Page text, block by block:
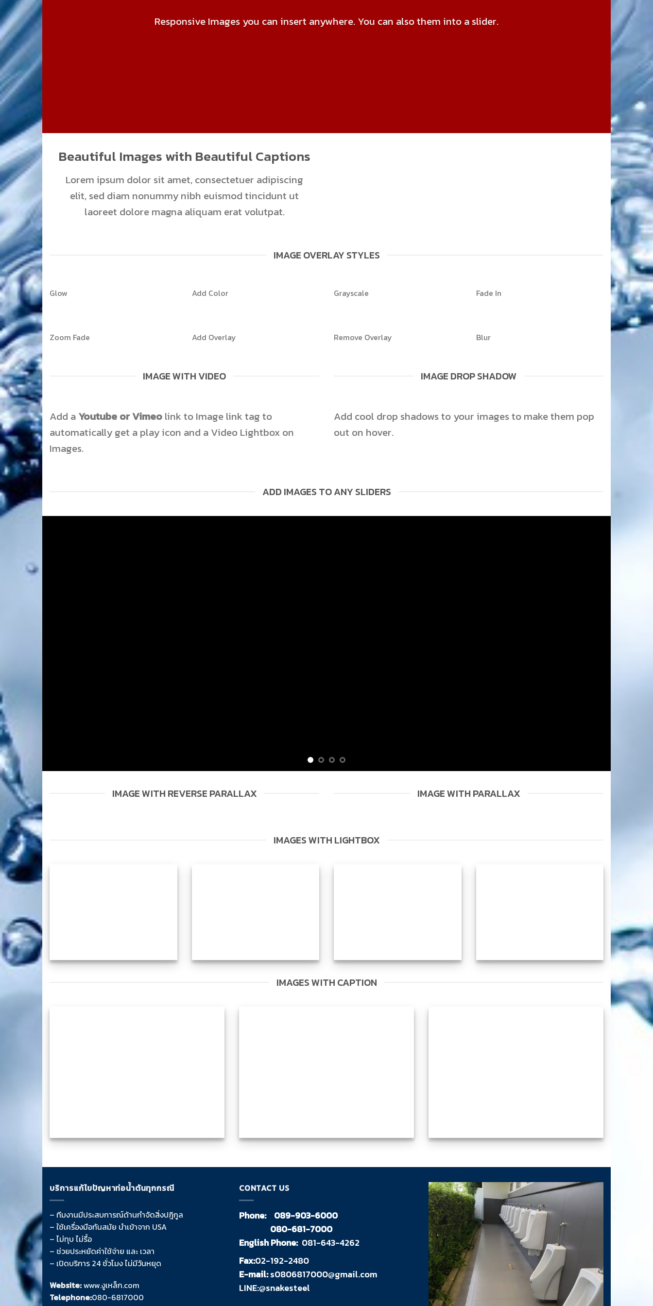
Responsive Images you can insert anywhere. You can also them into a slider.
Beautiful Images with Beautiful Captions
Lorem ipsum dolor sit amet, consectetuer adipiscing
elit, sed diam nonummy nibh euismod tincidunt ut
laoreet dolore magna aliquam erat volutpat.
IMAGE OVERLAY STYLES
Glow Add Color Grayscale Fade In
Zoom Fade Add Overlay Remove Overlay Blur
IMAGE WITH VIDEO
Add aYoutube or Vimeolink to Image link tag to
automatically get a play icon and a Video Lightbox on
Images.
IMAGE DROP SHADOW
Add cool drop shadows to your images to make them pop
out on hover.
ADD IMAGES TO ANY SLIDERS
IMAGE WITH REVERSE PARALLAX IMAGE WITH PARALLAX
IMAGES WITH LIGHTBOX
IMAGES WITH CAPTION
บริการแก้ไขปัญหาท่อน้ำตันทุกกรณี
– ทีมงานมีประสบการณ์ด้านกำจัดสิ่งปฎิกูล
– ใช้เครื่องมือทันสมัย นำเข้าจาก USA
– ไม่ทุบ ไม่รื้อ
– ช่วยประหยัดค่าใช้จ่าย และ เวลา
– เปิดบริการ 24 ชั่วโมง ไม่มีวันหยุด
Website:www.งูเหล็ก.com
Telephone:080-6817000
CONTACT US
Phone: 089-903-6000
080-681-7000
English Phone: 081-643-4262
Fax:02-192-2480
E-mail:s0806817000@gmail.com
LINE:@snakesteel